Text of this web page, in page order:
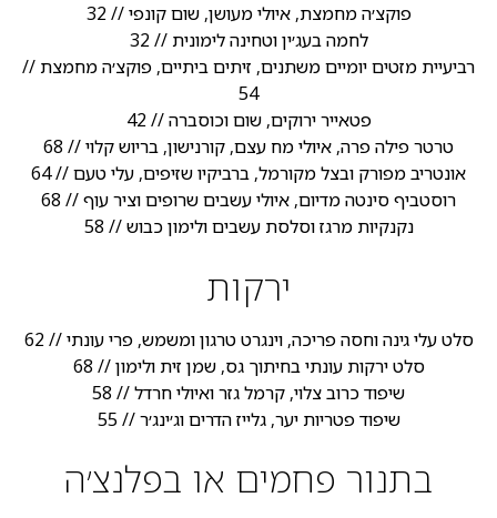
פוקצ׳ה מחמצת, איולי מעושן, שום קונפי // 32
לחמה בעג׳ין וטחינה לימונית // 32
רביעיית מזטים יומיים משתנים, זיתים ביתיים, פוקצ׳ה מחמצת //
54
פטאייר ירוקים, שום וכוסברה // 42
טרטר פילה פרה, איולי מח עצם, קורנישון, בריוש קלוי // 68
אונטריב מפורק ובצל מקורמל, ברביקיו שזיפים, עלי טעם // 64
רוסטביף סינטה מדיום, איולי עשבים שרופים וציר עוף // 68
נקנקיות מרגז וסלסת עשבים ולימון כבוש // 58
ירקות
סלט עלי גינה וחסה פריכה, וינגרט טרגון ומשמש, פרי עונתי // 62
סלט ירקות עונתי בחיתוך גס, שמן זית ולימון // 68
שיפוד כרוב צלוי, קרמל גזר ואיולי חרדל // 58
שיפוד פטריות יער, גלייז הדרים וג׳ינג׳ר // 55
בתנור פחמים או בפלנצ׳ה